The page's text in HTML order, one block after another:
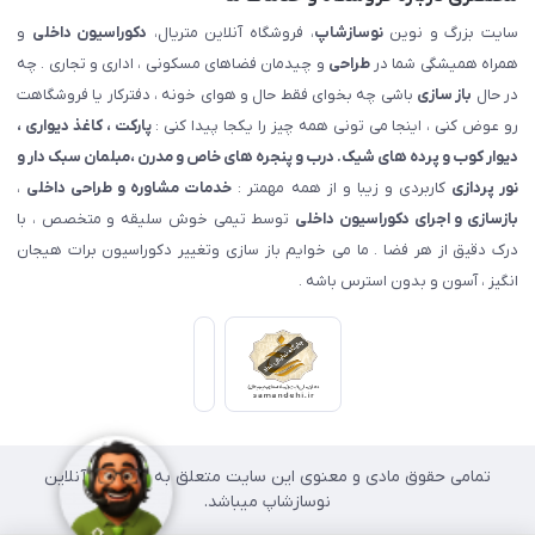
سایت بزرگ و نویننوسازشاپ، فروشگاه آنلاین متریال، دکوراسیون داخلی و
همراه همیشگی شما درطراحی و چیدمان فضاهای مسکونی ، اداری و تجاری . چه
در حال باز سازی باشی چه بخوای فقط حال و هوای خونه ، دفترکار یا فروشگاهت
رو عوض کنی ، اینجا می تونی همه چیز را یکجا پیدا کنی :پارکت ، کاغذ دیواری ،
دیوار کوب و پرده های شیک. درب و پنجره های خاص و مدرن ،مبلمان سبک دار و
نور پردازی کاربردی و زیبا و از همه مهمتر : خدمات مشاوره و طراحی داخلی ،
بازسازی و اجرای دکوراسیون داخلی توسط تیمی خوش سلیقه و متخصص ، با
درک دقیق از هر فضا . ما می خوایم باز سازی وتغییر دکوراسیون برات هیجان
انگیز ، آسون و بدون استرس باشه .
تمامی حقوق مادی و معنوی این سایت متعلق به فروشگاه آنلاین
نوسازشاپ میباشد.